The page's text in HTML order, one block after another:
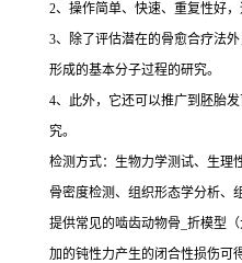
2、操作简单、快速、重复性好，
3、除了评估潜在的骨愈合疗法
形成的基本分子过程的研究。
4、此外，它还可以推广到胚胎
究。
检测方式：生物力学测试、生理
骨密度检测、组织形态学分析、
提供常见的啮齿动物骨_折模型
加的钝性力产生的闭合性损伤可